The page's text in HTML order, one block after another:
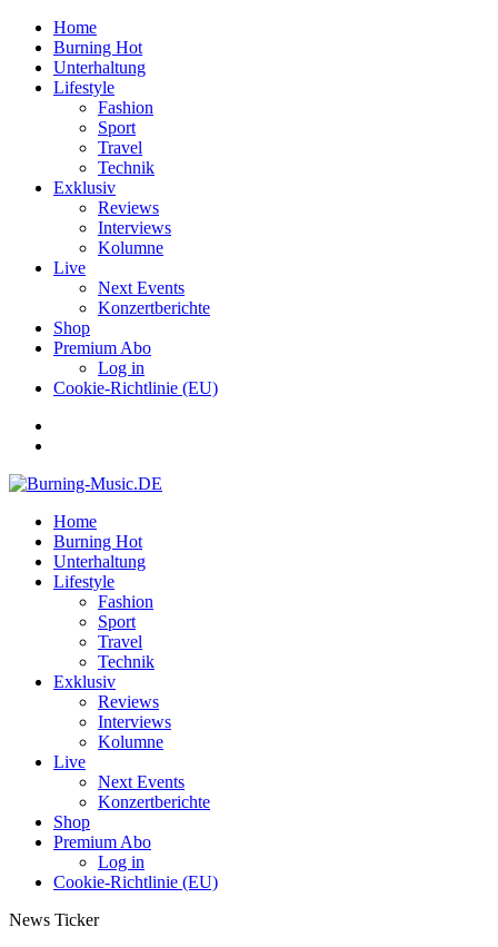
Home
Burning Hot
Unterhaltung
Lifestyle
Fashion
Sport
Travel
Technik
Exklusiv
Reviews
Interviews
Kolumne
Live
Next Events
Konzertberichte
Shop
Premium Abo
Log in
Cookie-Richtlinie (EU)
Home
Burning Hot
Unterhaltung
Lifestyle
Fashion
Sport
Travel
Technik
Exklusiv
Reviews
Interviews
Kolumne
Live
Next Events
Konzertberichte
Shop
Premium Abo
Log in
Cookie-Richtlinie (EU)
News Ticker